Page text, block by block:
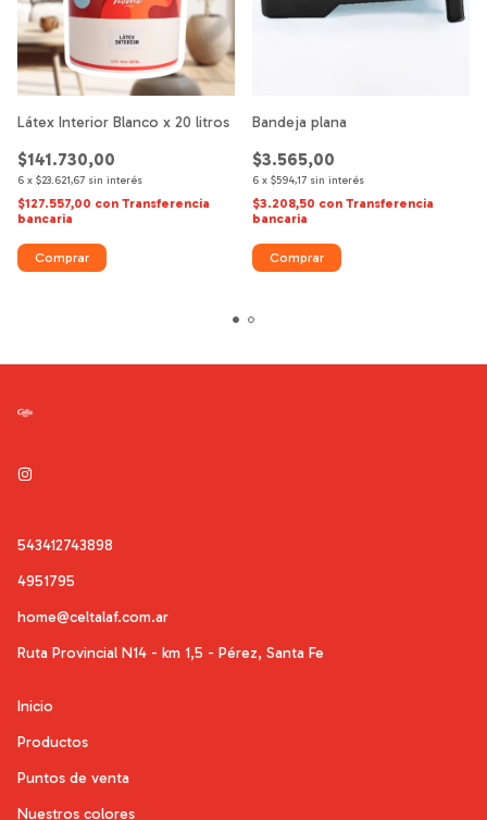
Látex Interior Blanco x 20 litros
$141.730,00
6 x $23.621,67 sin interés
$127.557,00 con Transferencia
bancaria
Comprar
Bandeja plana
$3.565,00
6 x $594,17 sin interés
$3.208,50 con Transferencia
bancaria
543412743898
4951795
home@celtalaf.com.ar
Ruta Provincial N14 - km 1,5 - Pérez, Santa Fe
Inicio
Productos
Puntos de venta
Nuestros colores